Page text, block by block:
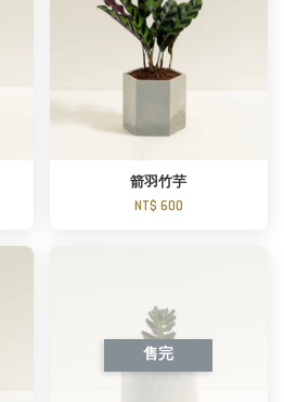
箭羽竹芋
NT$ 600
售完